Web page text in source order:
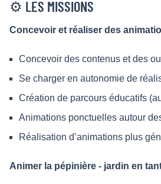
⚙️ LES MISSIONS
Concevoir et réaliser des
Concevoir des contenus et des
Se charger en autonomie de
Création de parcours éducatifs
Animations ponctuelles autour
Réalisation d’animations plus
Animer la pépinière - jardin en